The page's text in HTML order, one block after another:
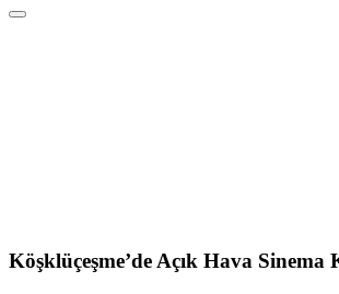
Köşklüçeşme’de Açık Hava Sinema